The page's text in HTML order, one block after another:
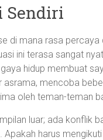
Sendiri
di mana rasa
ini terasa sangat
hidup membuat
mencoba
oleh teman-teman
luar; ada konflik
harus